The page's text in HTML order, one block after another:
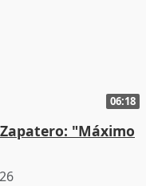
06:18
"Máximo